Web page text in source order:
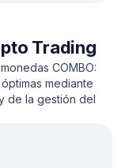
Trading
COMBO:
mediante
de la gestión del